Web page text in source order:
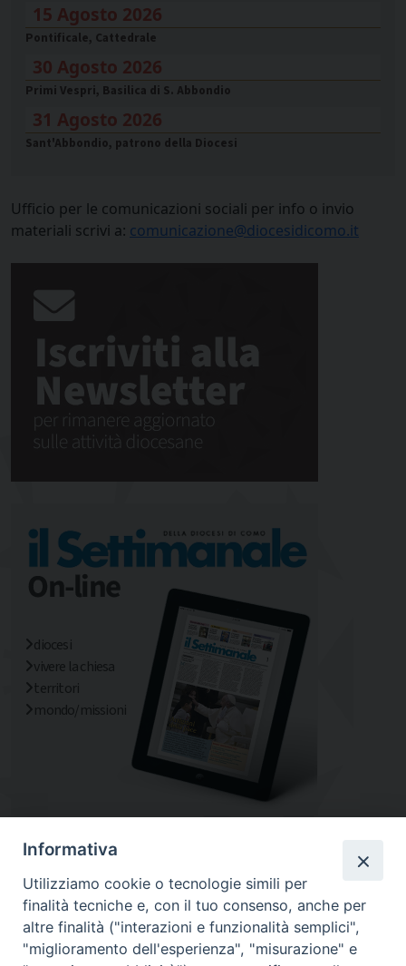
15 Agosto 2026
Pontificale, Cattedrale
30 Agosto 2026
Primi Vespri, Basilica di S. Abbondio
31 Agosto 2026
Sant'Abbondio, patrono della Diocesi
Ufficio per le comunicazioni sociali per info o invio
materiali scrivi a: comunicazione@diocesidicomo.it
diocesi
vivere la chiesa
territori
mondo/missioni
Informativa
Utilizziamo cookie o tecnologie simili per
finalità tecniche e, con il tuo consenso, anche per
altre finalità ("interazioni e funzionalità semplici",
"miglioramento dell'esperienza", "misurazione" e